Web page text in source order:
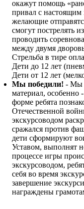
окажут помощь
привал с
желающие
смогут пострелять
проводить
между двумя
Стрельба в тире
Дети до 12 лет
Дети от 12 лет
Мы победили! - Мы
материал,
форме ребята
Отечественной
экскурсоводом
сражался против
дети сформируют
Уставом, выполнят
процессе игры
экскурсоводом,
себя во время
завершение
награждены